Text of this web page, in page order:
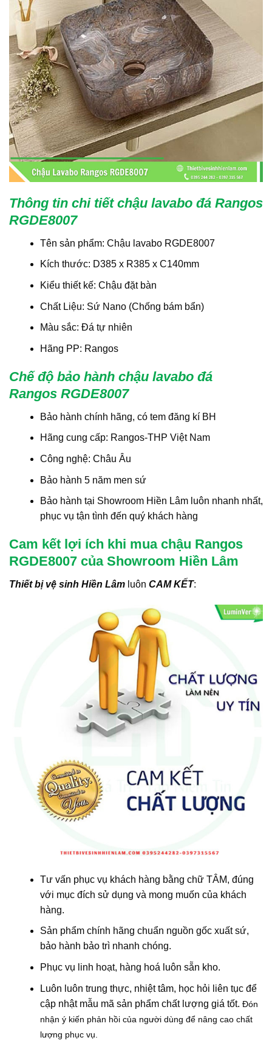
Thông tin chi tiết chậu lavabo đá Rangos
RGDE8007
Tên sản phẩm: Chậu lavabo RGDE8007
Kích thước: D385 x R385 x C140mm
Kiểu thiết kế: Chậu đặt bàn
Chất Liệu: Sứ Nano (Chống bám bẩn)
Màu sắc: Đá tự nhiên
Hãng PP: Rangos
Chế độ bảo hành chậu lavabo đá
Rangos RGDE8007
Bảo hành chính hãng, có tem đăng kí BH
Hãng cung cấp: Rangos-THP Việt Nam
Công nghệ: Châu Âu
Bảo hành 5 năm men sứ
Bảo hành tại Showroom Hiền Lâm luôn nhanh nhất,
phục vụ tận tình đến quý khách hàng
Cam kết lợi ích khi mua chậu Rangos
RGDE8007 của Showroom Hiền Lâm
Thiết bị vệ sinh Hiền Lâm luôn CAM KẾT:
Tư vấn phục vụ khách hàng bằng chữ TÂM, đúng
với mục đích sử dụng và mong muốn của khách
hàng.
Sản phẩm chính hãng chuẩn nguồn gốc xuất sứ,
bảo hành bảo trì nhanh chóng.
Phục vụ linh hoạt, hàng hoá luôn sẵn kho.
Luôn luôn trung thực, nhiệt tâm, học hỏi liên tục để
cập nhật mẫu mã sản phẩm chất lượng giá tốt. Đón
nhận ý kiến phản hồi của người dùng để nâng cao chất
lượng phục vụ.